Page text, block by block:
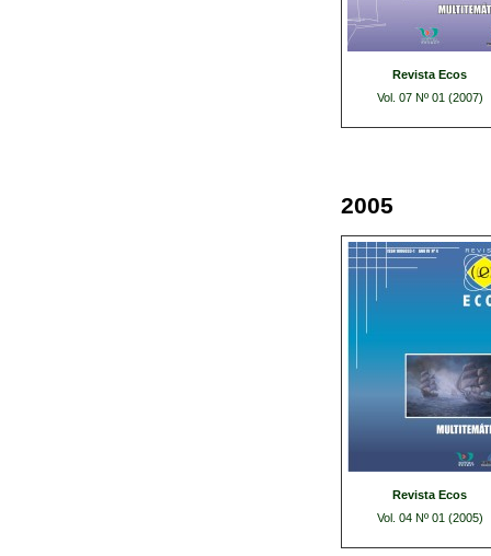
Revista Ecos
Vol. 07 Nº 01 (2007)
2005
Revista Ecos
Vol. 04 Nº 01 (2005)